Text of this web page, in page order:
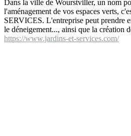
Dans la ville de Wourstviller, un nom
l'aménagement de vos espaces verts,
SERVICES. L'entreprise peut prendre
le déneigement..., ainsi que la création
https://www.jardins-et-services.com/